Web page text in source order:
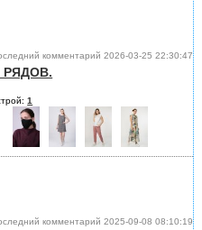
комментарий 2026-03-25 22:30:47
РЯДОВ.
1
комментарий 2025-09-08 08:10:19